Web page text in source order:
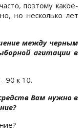
поэтому какое-
но несколько лет
между черным
агитации в
90 к 10.
Вам нужно в